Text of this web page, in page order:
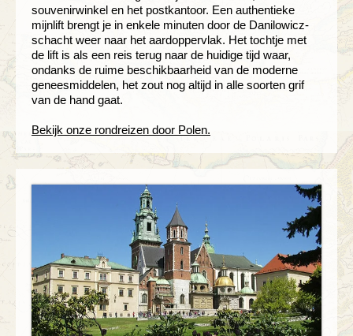
souvenirwinkel en het postkantoor. Een authentieke
mijnlift brengt je in enkele minuten door de Danilowicz-
schacht weer naar het aardoppervlak. Het tochtje met
de lift is als een reis terug naar de huidige tijd waar,
ondanks de ruime beschikbaarheid van de moderne
geneesmiddelen, het zout nog altijd in alle soorten grif
van de hand gaat.
Bekijk onze rondreizen door Polen.